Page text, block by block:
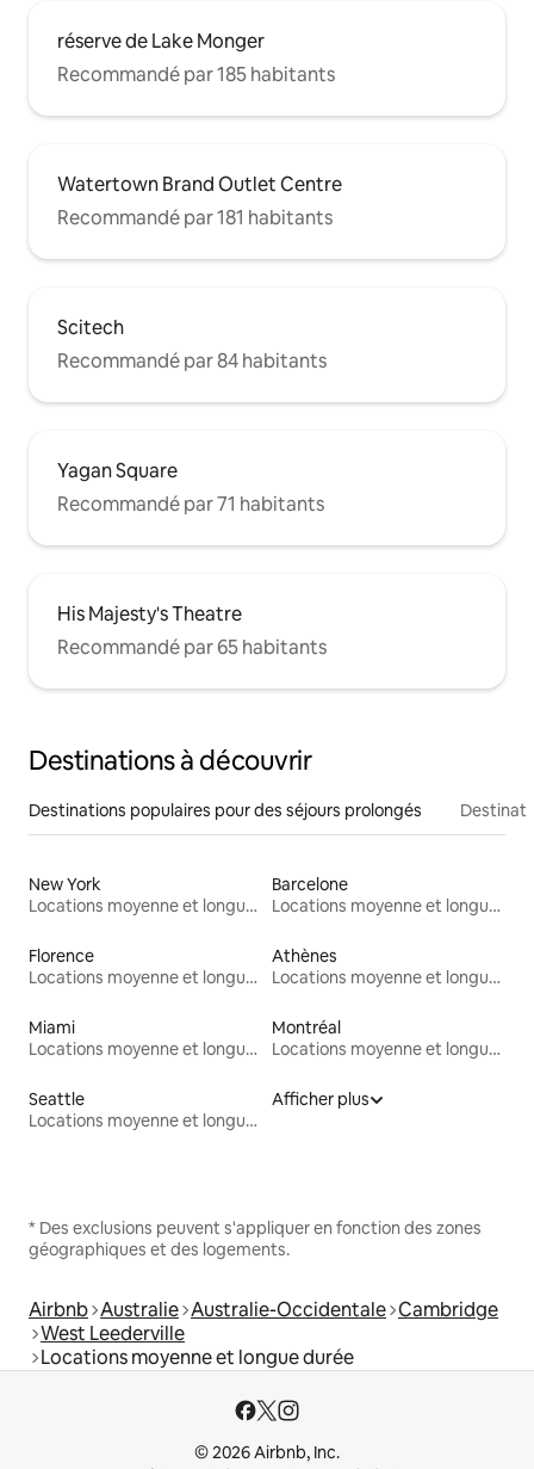
réserve de Lake Monger
Recommandé par 185 habitants
Watertown Brand Outlet Centre
Recommandé par 181 habitants
Scitech
Recommandé par 84 habitants
Yagan Square
Recommandé par 71 habitants
His Majesty's Theatre
Recommandé par 65 habitants
Destinations à découvrir
Destinations populaires pour des séjours prolongés
New York
Locations moyenne et longue durée
Barcelone
Locations moyenne et longue durée
Florence
Locations moyenne et longue durée
Athènes
Locations moyenne et longue durée
Miami
Locations moyenne et longue durée
Montréal
Locations moyenne et longue durée
Seattle
Locations moyenne et longue durée
Afficher plus
* Des exclusions peuvent s'appliquer en fonction des zones
géographiques et des logements.
Airbnb Australie Australie-Occidentale Cambridge
West Leederville
Locations moyenne et longue durée
© 2026 Airbnb, Inc.